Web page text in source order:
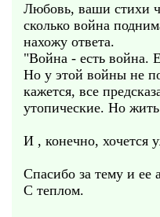
Любовь, ваши стихи
сколько война
нахожу ответа.
"Война - есть война.
Но у этой войны не
кажется, все
утопические. Но жить
И , конечно, хочется
Спасибо за тему и ее
С теплом.